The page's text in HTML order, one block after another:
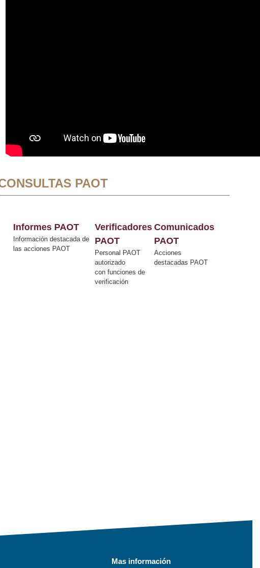
PAOT
Informes PAOT
Información destacada de
las acciones PAOT
Verificadores
PAOT
Personal PAOT
autorizado
con funciones de
verificación
Comunicados
PAOT
Acciones
destacadas PAOT
Mas información